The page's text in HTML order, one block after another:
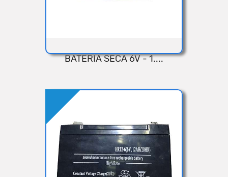
BATERIA SECA 6V - 1....
Añadir